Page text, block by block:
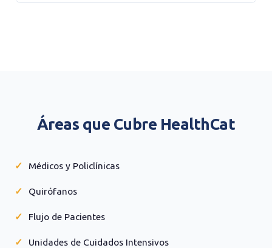
Áreas que Cubre HealthCat
Médicos y Policlínicas
Quirófanos
Flujo de Pacientes
Unidades de Cuidados Intensivos